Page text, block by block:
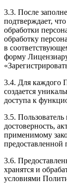
3.3. После
подтверждает,
обработки
обработку
в
форму
3.4. Для каждого
создается
доступа к
3.5. Пользователь
достоверность,
применимому
предоставленной
3.6.
хранятся и
условиями